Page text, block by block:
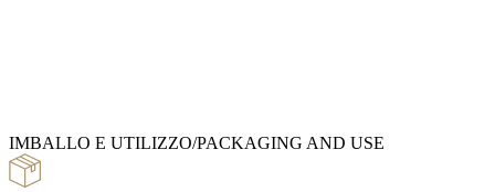
Recipe Books
IMBALLO E UTILIZZO/PACKAGING AND USE